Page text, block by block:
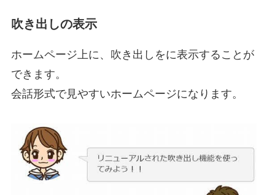
吹き出しの表示
ホームページ上に、吹き出しをに表示することが
できます。
会話形式で見やすいホームページになります。